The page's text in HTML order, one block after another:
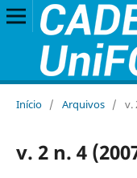
Início / Arquivos / v.
v. 2 n. 4